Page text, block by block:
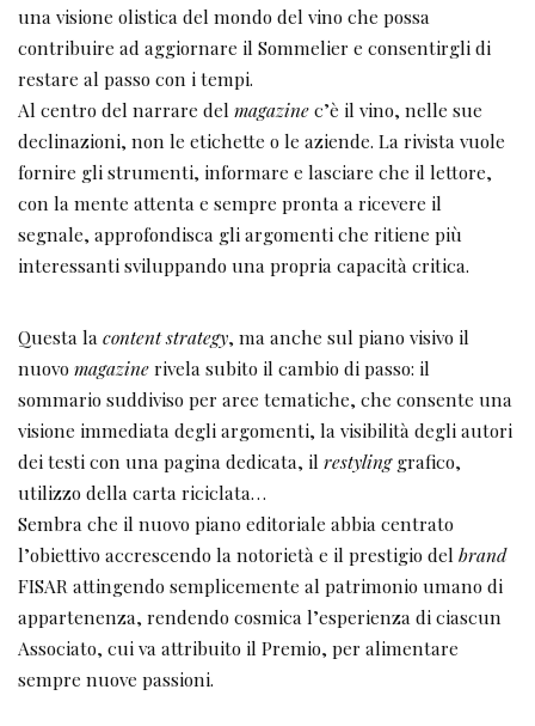
una visione olistica del mondo del vino che possa
contribuire ad aggiornare il Sommelier e consentirgli di
restare al passo con i tempi.
Al centro del narrare del magazinec’è il vino, nelle sue
declinazioni, non le etichette o le aziende. La rivista vuole
fornire gli strumenti, informare e lasciare che il lettore,
con la mente attenta e sempre pronta a ricevere il
segnale, approfondisca gli argomenti che ritiene più
interessanti sviluppando una propria capacità critica.
Questa lacontent strategy, ma anche sul piano visivo il
nuovomagazinerivela subito il cambio di passo: il
sommario suddiviso per aree tematiche, che consente una
visione immediata degli argomenti, la visibilità degli autori
dei testi con una pagina dedicata, il restylinggrafico,
utilizzo della carta riciclata…
Sembra che il nuovo piano editoriale abbia centrato
l’obiettivo accrescendo la notorietà e il prestigio del brand
FISAR attingendo semplicemente al patrimonio umano di
appartenenza, rendendo cosmica l’esperienza di ciascun
Associato, cui va attribuito il Premio, per alimentare
sempre nuove passioni.